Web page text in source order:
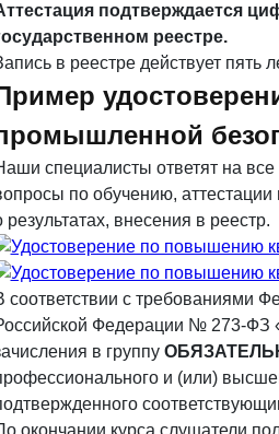
подтверждается
реестре.
в реестре действует пять
специалисты ответят на
по обучению,
результатах, внесения в реестр.
соответствии с требованиями
Федерации № 273-ФЗ
в группу
и (или)
окончании курса слушатели